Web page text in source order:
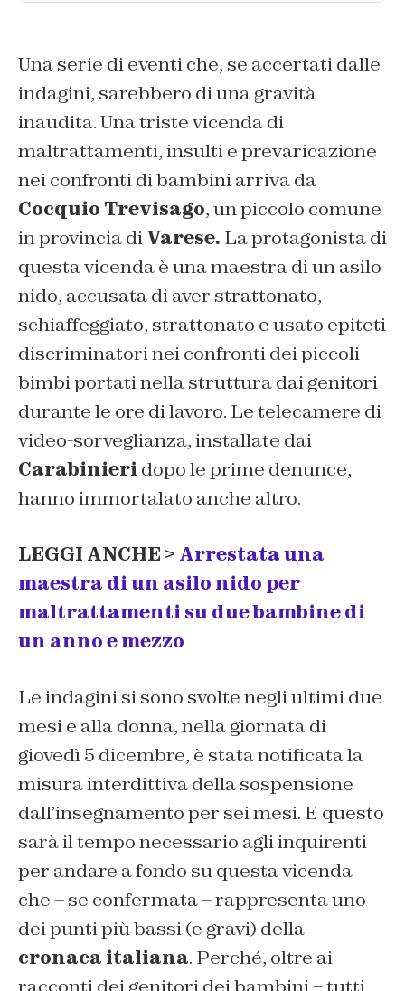
Una serie di eventi che, se accertati dalle
indagini, sarebbero di una gravità
inaudita. Una triste vicenda di
maltrattamenti, insulti e prevaricazione
nei confronti di bambini arriva da
Cocquio Trevisago, un piccolo comune
in provincia diVarese. La protagonista di
questa vicenda è una maestra di un asilo
nido, accusata di aver strattonato,
schiaffeggiato, strattonato e usato epiteti
discriminatori nei confronti dei piccoli
bimbi portati nella struttura dai genitori
durante le ore di lavoro. Le telecamere di
video-sorveglianza, installate dai
Carabinieri dopo le prime denunce,
hanno immortalato anche altro.
LEGGI ANCHE > Arrestata una
maestra di un asilo nido per
maltrattamenti su due bambine di
un anno e mezzo
Le indagini si sono svolte negli ultimi due
mesi e alla donna, nella giornata di
giovedì 5 dicembre, è stata notificata la
misura interdittiva della sospensione
dall’insegnamento per sei mesi. E questo
sarà il tempo necessario agli inquirenti
per andare a fondo su questa vicenda
che – se confermata – rappresenta uno
dei punti più bassi (e gravi) della
cronaca italiana. Perché, oltre ai